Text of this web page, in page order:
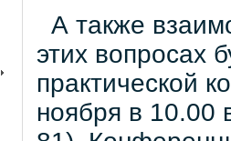
А также
этих вопросах
практической
ноября в 10.00